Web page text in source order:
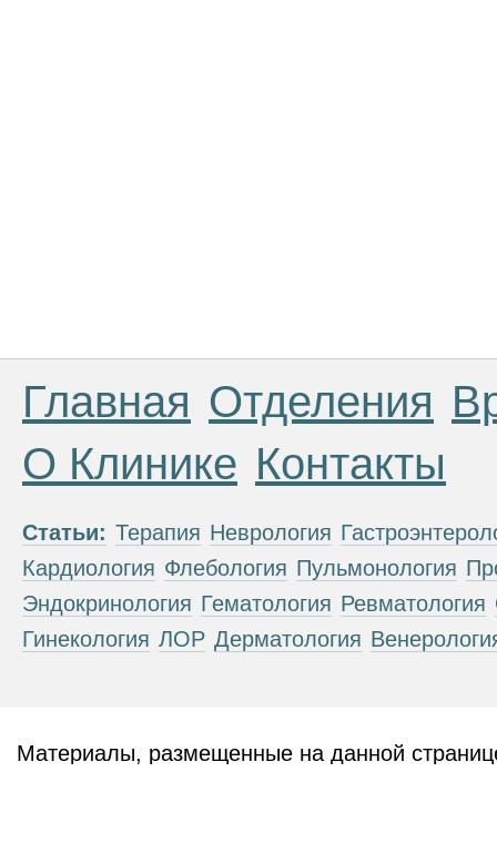
Главная Отделения
О Клинике Контакты
Статьи: Терапия Неврология
Кардиология Флебология Пульмонология
Эндокринология Гематология Ревматология
Гинекология ЛОР Дерматология
Материалы, размещенные на данной